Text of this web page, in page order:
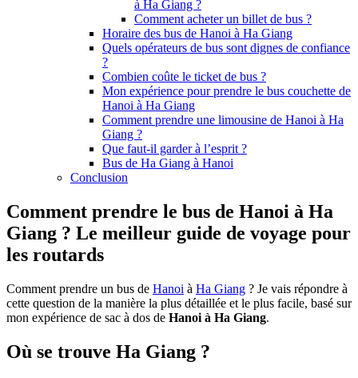
à Ha Giang ?
Comment acheter un billet de bus ?
Horaire des bus de Hanoi à Ha Giang
Quels opérateurs de bus sont dignes de confiance
?
Combien coûte le ticket de bus ?
Mon expérience pour prendre le bus couchette de
Hanoi à Ha Giang
Comment prendre une limousine de Hanoi à Ha
Giang ?
Que faut-il garder à l’esprit ?
Bus de Ha Giang à Hanoi
Conclusion
Comment prendre le bus de Hanoi à Ha
Giang ? Le meilleur guide de voyage pour
les routards
Comment prendre un bus de Hanoi à Ha Giang ? Je vais répondre à
cette question de la manière la plus détaillée et le plus facile, basé sur
mon expérience de sac à dos de Hanoi à Ha Giang.
Où se trouve Ha Giang ?